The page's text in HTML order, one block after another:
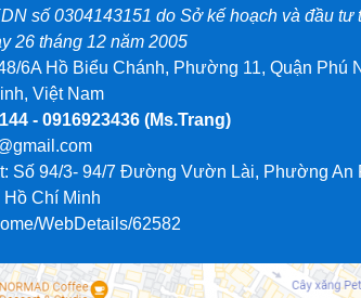
số 0304143151 do Sở kế hoạch và đầu tư
26 tháng 12 năm 2005
6A Hồ Biểu Chánh, Phường 11, Quận Phú
Việt Nam
- 0916923436 (Ms.Trang)
Số 94/3- 94/7 Đường Vườn Lài, Phường An
Chí Minh
WebDetails/62582